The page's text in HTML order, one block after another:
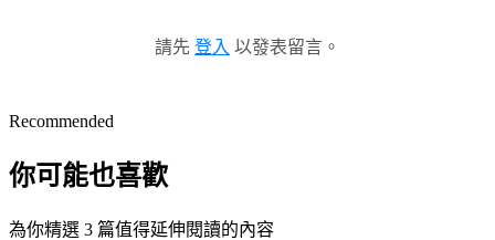
請先 登入 以發表留言。
Recommended
你可能也喜歡
為你精選 3 篇值得延伸閱讀的內容